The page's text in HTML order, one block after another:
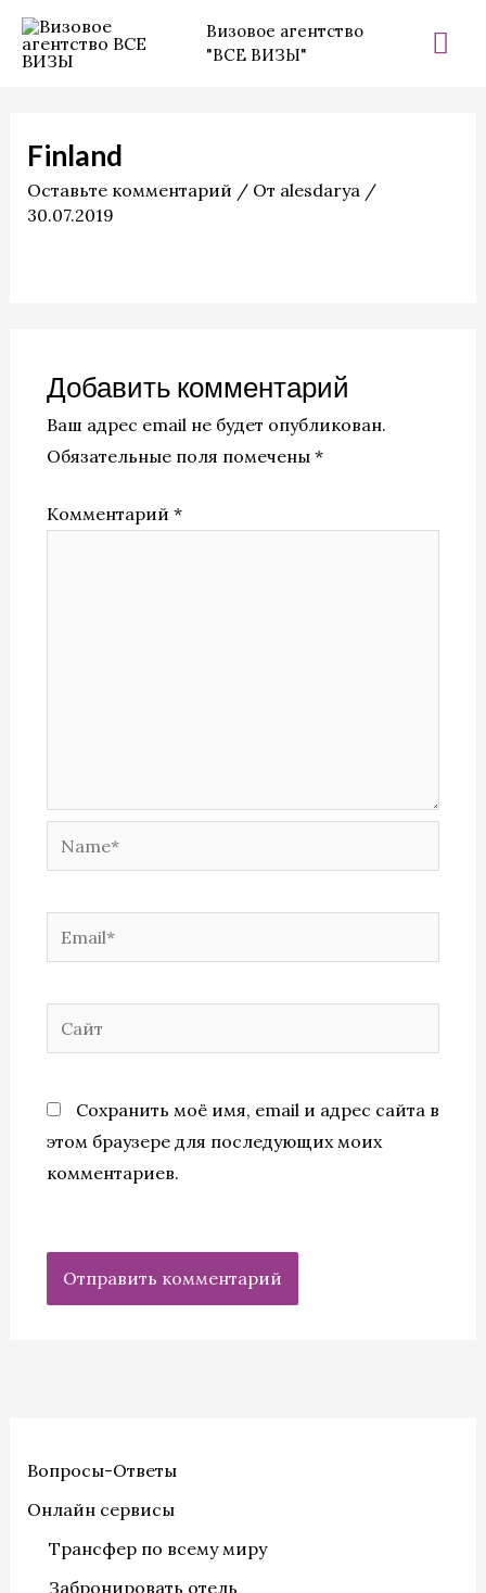
Перейти
Визовое агентство
"ВСЕ ВИЗЫ"
Finland
Оставьте комментарий / От alesdarya /
30.07.2019
Добавить комментарий
Ваш адрес email не будет опубликован.
Обязательные поля помечены *
Комментарий *
Name*
Email*
Сайт
Сохранить моё имя, email и адрес сайта в
этом браузере для последующих моих
комментариев.
Вопросы-Ответы
Онлайн сервисы
Трансфер по всему миру
Забронировать отель